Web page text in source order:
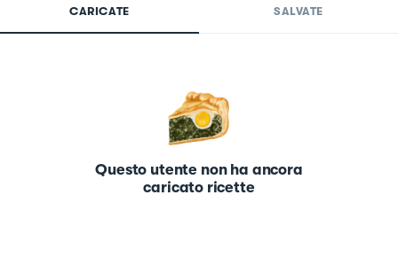
CARICATE SALVATE
Questo utente non ha ancora
caricato ricette